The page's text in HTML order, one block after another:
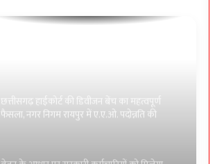
वेतन के आधार पर सरकारी कर्मचारियों को मिलेगा
ब्याज मुक्त अल्पावधि ऋण, ई-कोष से होगी पूरी